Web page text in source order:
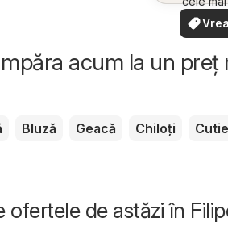
oferte
văd
acum la un preț
Bluză Geacă Chiloți
Cutie
de astăzi în